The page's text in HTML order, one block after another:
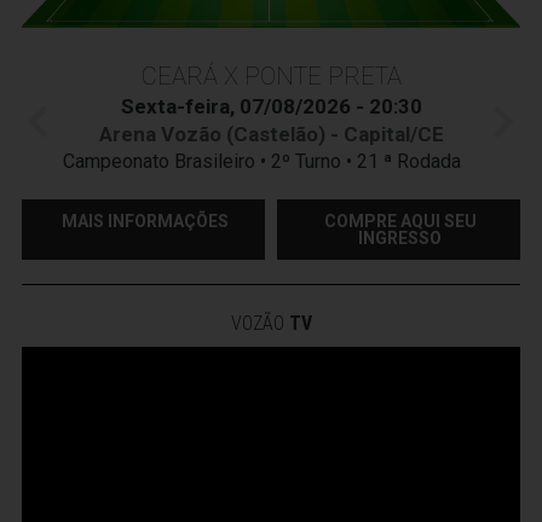
CEARÁ X PONTE PRETA
Sexta-feira, 07/08/2026 - 20:30
Arena Vozão (Castelão) - Capital/CE
Campeonato Brasileiro • 2º Turno • 21 ª Rodada
MAIS INFORMAÇÕES
COMPRE AQUI SEU
INGRESSO
VOZÃO TV